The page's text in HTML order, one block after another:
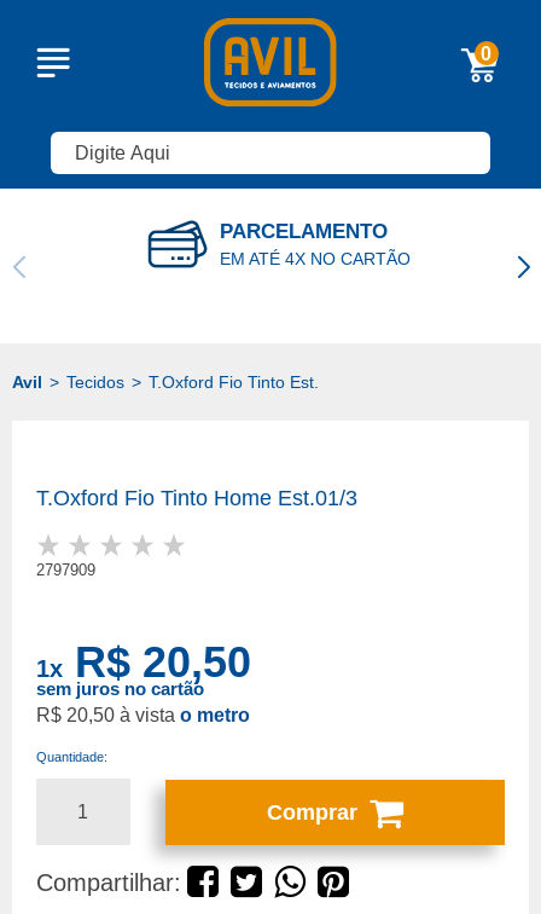
0
PARCELAMENTO
EM ATÉ 4X NO CARTÃO
Tecidos T.Oxford Fio Tinto Est.
T.Oxford Fio Tinto Home Est.01/3
2797909
R$ 20,50 o metro
1x R$ 20,50
sem juros no cartão
Quantidade:
Comprar
Compartilhar: